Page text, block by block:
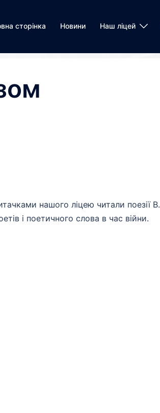
сторінка Новини Наш ліцей
нашого ліцею читали поезії В.
і поетичного слова в час війни.